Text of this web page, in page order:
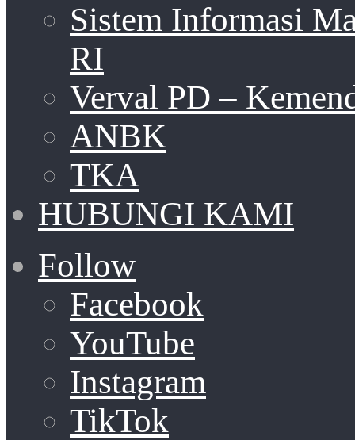
Sistem Informasi
RI
Verval PD –
ANBK
TKA
HUBUNGI KAMI
Follow
Facebook
YouTube
Instagram
TikTok